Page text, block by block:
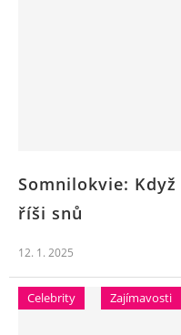
Somnilokvie:
říši snů
12. 1. 2025
Celebrity Zajímavosti